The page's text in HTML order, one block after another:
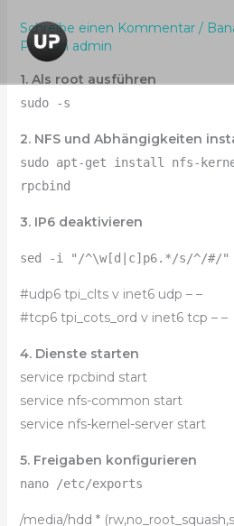
Inhalt
springen
Schreibe einen Kommentar /
Pi/ Von admin
1. Als root ausführen
sudo -s
2. NFS und Abhängigkeiten
sudo apt-get install nfs-
rpcbind
3. IP6 deaktivieren
sed -i "/^\w[d|c]p6.*/s/^/#/"
#udp6 tpi_clts v inet6 udp – –
#tcp6 tpi_cots_ord v inet6 tcp – –
4. Dienste starten
service rpcbind start
service nfs-common start
service nfs-kernel-server start
5. Freigaben konfigurieren
nano /etc/exports
/media/hdd *